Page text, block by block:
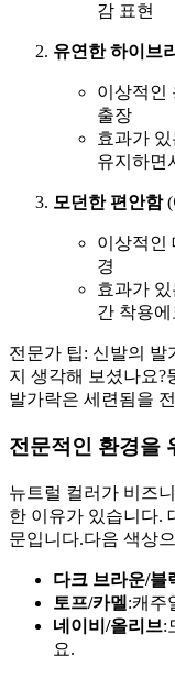
감 표현
유연한 하이브
이상적인
출장
효과가
유지하면
모던한 편안함
이상적인
경
효과가
간 착용
전문가 팁: 신발의 발
지 생각해 보셨나요?
발가락은 세련됨을
전문적인 환경을
뉴트럴 컬러가 비즈
한 이유가 있습니다.
문입니다.다음 색상
다크 브라운/블
토프/카멜 :캐주
네이비/올리브:
요.